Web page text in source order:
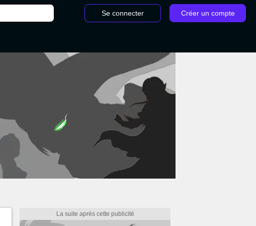
Se connecter Créer un compte